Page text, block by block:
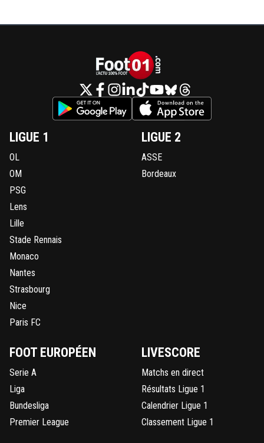
LIGUE 1
OL
OM
PSG
Lens
Lille
Stade Rennais
Monaco
Nantes
Strasbourg
Nice
Paris FC
LIGUE 2
ASSE
Bordeaux
FOOT EUROPÉEN
Serie A
Liga
Bundesliga
Premier League
LIVESCORE
Matchs en direct
Résultats Ligue 1
Calendrier Ligue 1
Classement Ligue 1